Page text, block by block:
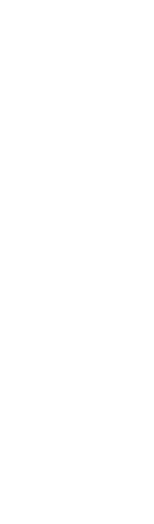
户，适用于家庭
用户快速设置和
项多，例如端口
络。
，用于提供移动互
宽带或光纤网络，